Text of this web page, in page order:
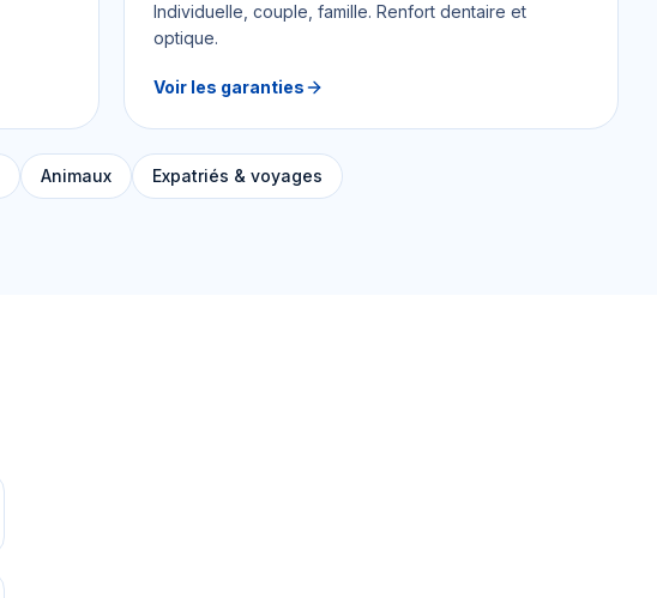
Individuelle, couple, famille. Renfort dentaire et
optique.
Voir les garanties
Animaux Expatriés & voyages